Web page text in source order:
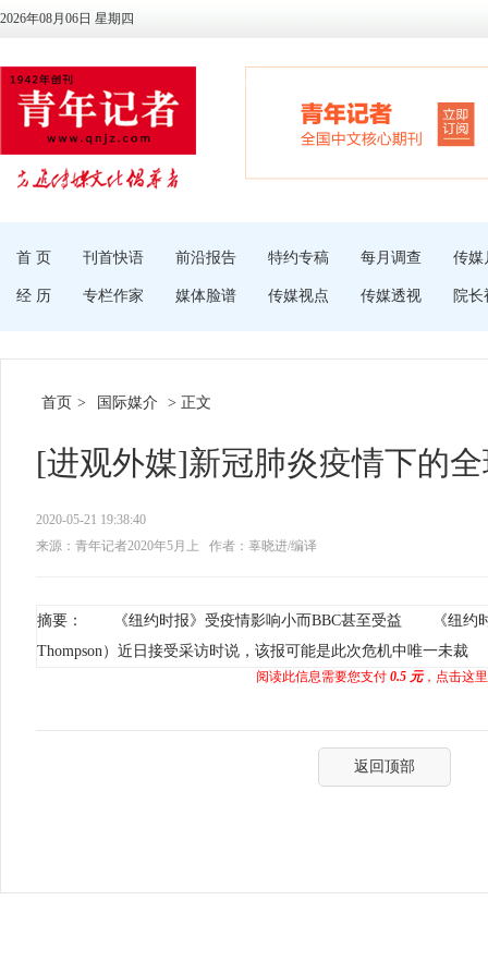
2026年08月06日 星期四
首 页 刊首快语 前沿报告 特约专稿 每月调查 传媒
经 历 专栏作家 媒体脸谱 传媒视点 传媒透视 院长
首页 > 国际媒介 > 正文
[进观外媒]新冠肺炎疫情下的
2020-05-21 19:38:40
来源：青年记者2020年5月上
作者：辜晓进/编译
摘要： 《纽约时报》受疫情影响小而BBC甚至受益 《纽约时
Thompson）近日接受采访时说，该报可能是此次危机中唯一未裁
阅读此信息需要您支付 0.5 元，点击这
返回顶部